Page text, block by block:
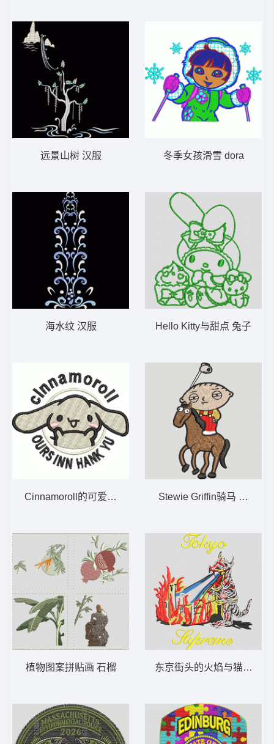
远景山树 汉服
海水纹 汉服
Cinnamoroll的可爱形象 B1童装兔子花
植物图案拼贴画 石榴
冬季女孩滑雪 dora
Hello Kitty与甜点 兔子
Stewie Griffin骑马 拉夫劳
东京街头的火焰与猫 怪兽